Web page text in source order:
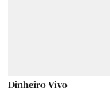
Dinheiro Vivo